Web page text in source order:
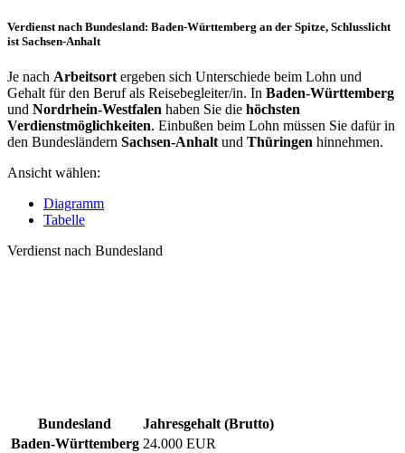
Verdienst nach Bundesland: Baden-Württemberg an der Spitze, Schlusslicht
ist Sachsen-Anhalt
Je nach Arbeitsort ergeben sich Unterschiede beim Lohn und
Gehalt für den Beruf als Reisebegleiter/in. In Baden-Württemberg
und Nordrhein-Westfalen haben Sie die höchsten
Verdienstmöglichkeiten. Einbußen beim Lohn müssen Sie dafür in
den Bundesländern Sachsen-Anhalt und Thüringen hinnehmen.
Ansicht wählen:
Diagramm
Tabelle
Verdienst nach Bundesland
Bundesland
Jahresgehalt (Brutto)
Baden-Württemberg 24.000 EUR